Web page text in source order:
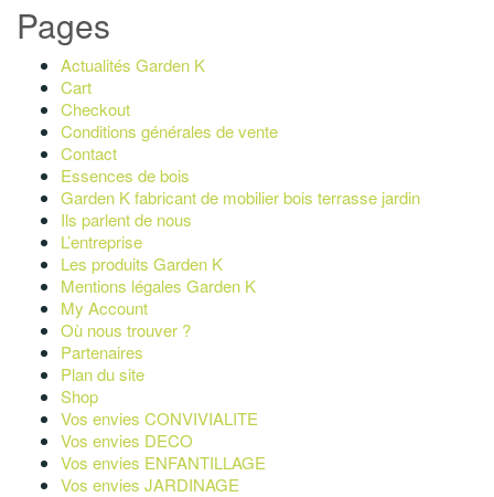
Pages
Actualités Garden K
Cart
Checkout
Conditions générales de vente
Contact
Essences de bois
Garden K fabricant de mobilier bois terrasse jardin
Ils parlent de nous
L’entreprise
Les produits Garden K
Mentions légales Garden K
My Account
Où nous trouver ?
Partenaires
Plan du site
Shop
Vos envies CONVIVIALITE
Vos envies DECO
Vos envies ENFANTILLAGE
Vos envies JARDINAGE